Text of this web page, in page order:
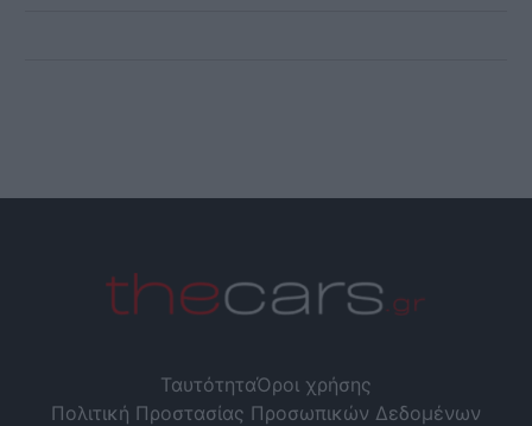
ΤαυτότηταΌροι χρήσης
Πολιτική Προστασίας Προσωπικών Δεδομένων